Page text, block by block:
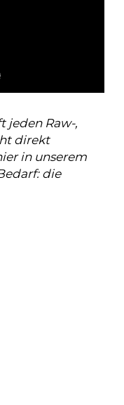
jeden Raw-,
direkt
in unserem
die